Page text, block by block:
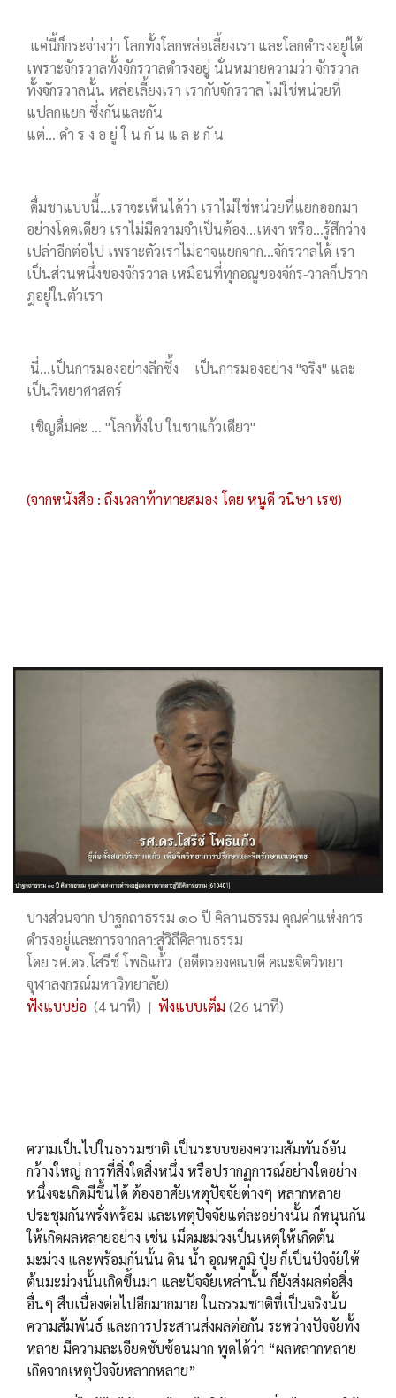
แค่นี้ก็กระจ่างว่า โลกทั้งโลกหล่อเลี้ยงเรา และโลกดำรงอยู่ได้
เพราะจักรวาลทั้งจักรวาลดำรงอยู่ นั่นหมายความว่า จักรวาล
ทั้งจักรวาลนั้น หล่อเลี้ยงเรา เรากับจักรวาล ไม่ใช่หน่วยที่
แปลกแยก ซึ่งกันและกัน
แต่... ดำ ร ง อ ยู่ ใ น กั น แ ล ะ กั น
ดื่มชาแบบนี้...เราจะเห็นได้ว่า เราไม่ใช่หน่วยที่แยกออกมา
อย่างโดดเดียว เราไม่มีความจำเป็นต้อง...เหงา หรือ...รู้สึกว่าง
เปล่าอีกต่อไป เพราะตัวเราไม่อาจแยกจาก...จักรวาลได้ เรา
เป็นส่วนหนึ่งของจักรวาล เหมือนที่ทุกอณูของจักร-วาลก็ปราก
ฎอยู่ในตัวเรา
นี่...เป็นการมองอย่างลึกซึ้ง เป็นการมองอย่าง "จริง" และ
เป็นวิทยาศาสตร์
เชิญดื่มค่ะ ... "โลกทั้งใบ ในชาแก้วเดียว"
(จากหนังสือ : ถึงเวลาท้าทายสมอง โดย หนูดี วนิษา เรซ)
บางส่วนจาก ปาฐกถาธรรม ๑๐ ปี คิลานธรรม คุณค่าแห่งการ
ดำรงอยู่และการจากลา:สู่วิถีคิลานธรรม
โดย รศ.ดร.โสรีช์ โพธิแก้ว (อดีตรองคณบดี คณะจิตวิทยา
จุฬาลงกรณ์มหาวิทยาลัย)
ฟังแบบย่อ (4 นาที) | ฟังแบบเต็ม (26 นาที)
ความเป็นไปในธรรมชาติ เป็นระบบของความสัมพันธ์อัน
กว้างใหญ่ การที่สิ่งใดสิ่งหนึ่ง หรือปรากฏการณ์อย่างใดอย่าง
หนึ่งจะเกิดมีขึ้นได้ ต้องอาศัยเหตุปัจจัยต่างๆ หลากหลาย
ประชุมกันพรั่งพร้อม และเหตุปัจจัยแต่ละอย่างนั้น ก็หนุนกัน
ให้เกิดผลหลายอย่าง เช่น เม็ดมะม่วงเป็นเหตุให้เกิดต้น
มะม่วง และพร้อมกันนั้น ดิน น้ำ อุณหภูมิ ปุ๋ย ก็เป็นปัจจัยให้
ต้นมะม่วงนั้นเกิดขึ้นมา และปัจจัยเหล่านั้น ก็ยังส่งผลต่อสิ่ง
อื่นๆ สืบเนื่องต่อไปอีกมากมาย ในธรรมชาติที่เป็นจริงนั้น
ความสัมพันธ์ และการประสานส่งผลต่อกัน ระหว่างปัจจัยทั้ง
หลาย มีความละเอียดซับซ้อนมาก พูดได้ว่า “ผลหลากหลาย
เกิดจากเหตุปัจจัยหลากหลาย”